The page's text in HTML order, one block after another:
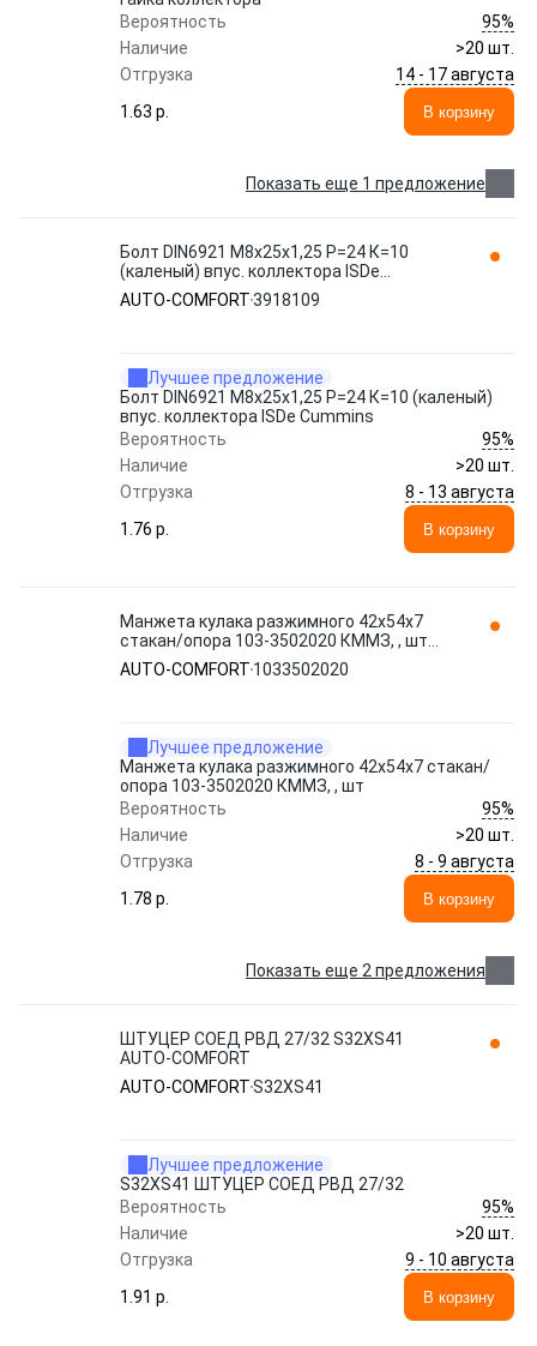
Вероятность
95%
Наличие
>20 шт.
Отгрузка
14 - 17 августа
1.63 p.
В корзину
Показать еще 1 предложение
Болт DIN6921 М8х25х1,25 Р=24 К=10
(каленый) впус. коллектора ISDe
Cummins 3918109 AUTO-COMFORT
AUTO-COMFORT3918109
Лучшее предложение
Болт DIN6921 М8х25х1,25 Р=24 К=10 (каленый)
впус. коллектора ISDe Cummins
Вероятность
95%
Наличие
>20 шт.
Отгрузка
8 - 13 августа
1.76 p.
В корзину
Манжета кулака разжимного 42х54х7
стакан/опора 103-3502020 КММЗ, , шт
AUTO-COMFORT
AUTO-COMFORT 1033502020
Лучшее предложение
Манжета кулака разжимного 42х54х7 стакан/
опора 103-3502020 КММЗ, , шт
Вероятность
95%
Наличие
>20 шт.
Отгрузка
8 - 9 августа
1.78 p.
В корзину
Показать еще 2 предложения
ШТУЦЕР СОЕД РВД 27/32 S32ХS41
AUTO-COMFORT
AUTO-COMFORTS32ХS41
Лучшее предложение
S32ХS41 ШТУЦЕР СОЕД РВД 27/32
Вероятность
95%
Наличие
>20 шт.
Отгрузка
9 - 10 августа
1.91 p.
В корзину